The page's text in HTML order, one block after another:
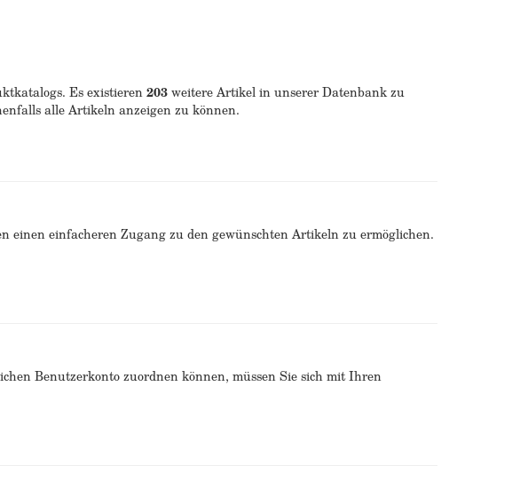
Es existieren203weitere Artikel in unserer Datenbank zu
alle Artikeln anzeigen zu können.
einfacheren Zugang zu den gewünschten Artikeln zu ermöglichen.
Benutzerkonto zuordnen können, müssen Sie sich mit Ihren